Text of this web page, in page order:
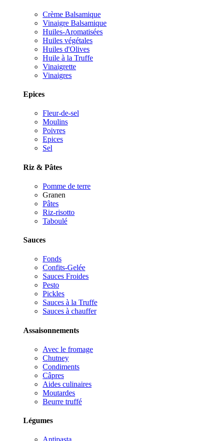
Crème Balsamique
Vinaigre Balsamique
Huiles-Aromatisées
Huiles végétales
Huiles d'Olives
Huile à la Truffe
Vinaigrette
Vinaigres
Epices
Fleur-de-sel
Moulins
Poivres
Epices
Sel
Riz & Pâtes
Pomme de terre
Granen
Pâtes
Riz-risotto
Taboulé
Sauces
Fonds
Confits-Gelée
Sauces Froides
Pesto
Pickles
Sauces à la Truffe
Sauces à chauffer
Assaisonnements
Avec le fromage
Chutney
Condiments
Câpres
Aides culinaires
Moutardes
Beurre truffé
Légumes